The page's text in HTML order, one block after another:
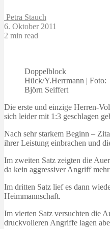
Petra Stauch
6. Oktober 2011
2 min read
Doppelblock
Hück/Y.Herrmann | Foto:
Björn Seiffert
Die erste und einzige Herren-
sich leider mit 1:3 geschlagen
Nach sehr starkem Beginn –
ihrer Leistung einbrachen und
Im zweiten Satz zeigten die
da kein aggressiver Angriff
Im dritten Satz lief es dann
Heimmannschaft.
Im vierten Satz versuchten die
druckvolleren Angriffe lagen